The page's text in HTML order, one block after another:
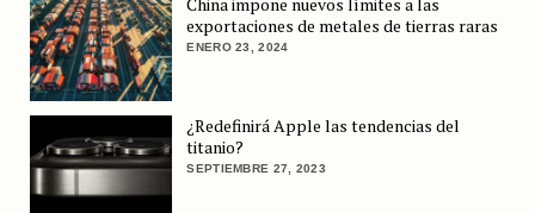
exportaciones de metales de tierras raras
ENERO 23, 2024
¿Redefinirá Apple las tendencias del
titanio?
SEPTIEMBRE 27, 2023